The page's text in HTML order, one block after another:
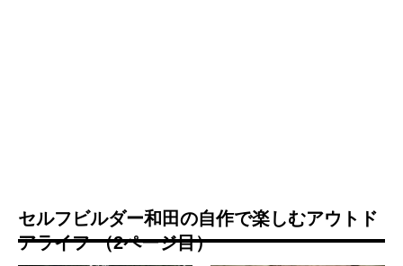
セルフビルダー和田の自作で楽しむアウトド
アライフ （2ページ目）